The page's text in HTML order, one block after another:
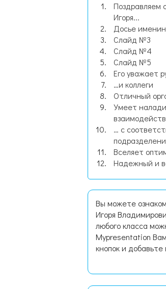
Поздравляем
Игоря...
Досье
Слайд №3
Слайд №4
Слайд №5
Его уважает
…и коллеги
Отличный
Умеет
… с
Вселяет
Надежный и
Вы можете
Игоря
любого класса
Mypresentation
кнопок и добавьте